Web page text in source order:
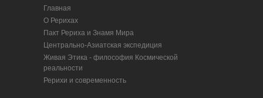
Главная
О Рерихах
Пакт Рериха и Знамя Мира
Центрально-Азиатская экспедиция
Живая Этика - философия Космической
реальности
Рерихи и современность